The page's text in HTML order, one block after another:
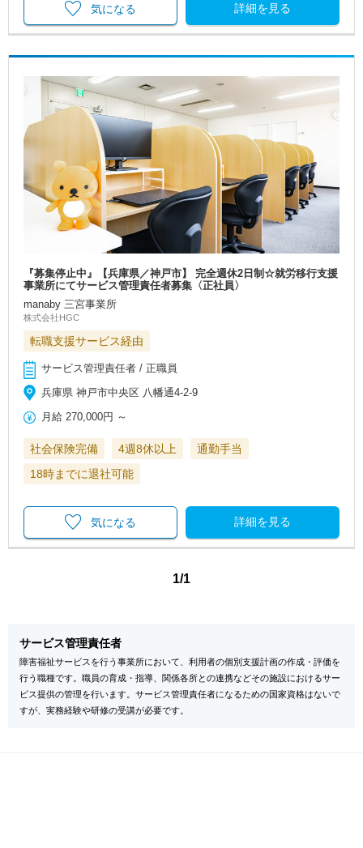
詳細を見る
気になる
『募集停止中』【兵庫県／神戸市】 完全週休2日制☆就労移行支援
事業所にてサービス管理責任者募集〈正社員〉
manaby 三宮事業所
株式会社HGC
転職支援サービス経由
サービス管理責任者 / 正職員
兵庫県 神戸市中央区 八幡通4-2-9
月給 270,000円 ～
社会保険完備 4週8休以上
通勤手当
18時までに退社可能
詳細を見る
気になる
1/1
サービス管理責任者
障害福祉サービスを行う事業所において、利用者の個別支援計画の作成・評価を
行う職種です。職員の育成・指導、関係各所との連携などその施設におけるサー
ビス提供の管理を行います。サービス管理責任者になるための国家資格はないで
すが、実務経験や研修の受講が必要です。